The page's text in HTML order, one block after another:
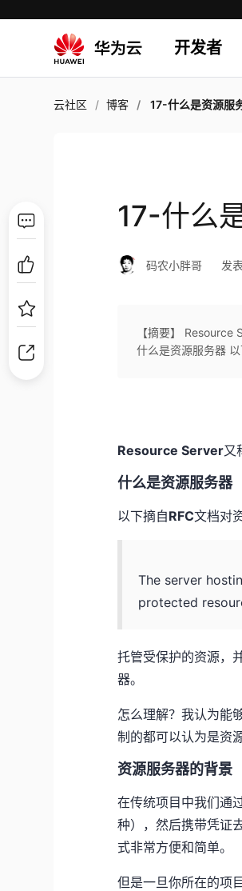
开发者
云社区 博客 17-什么是资源服
17-什么
码农小胖哥 发
【摘要】 Resource
什么是资源服务器
Resource Server又
什么是资源服务器
以下摘自RFC文档对
The server
protected
托管受保护的资源，
器。
怎么理解？我认为能
制的都可以认为是资
资源服务器的背景
在传统项目中我们通
种），然后携带凭证
式非常方便和简单。
但是一旦你所在的项